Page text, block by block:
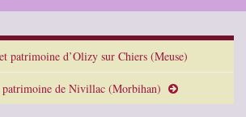
patrimoine d’Olizy sur Chiers (Meuse)
de Nivillac (Morbihan)